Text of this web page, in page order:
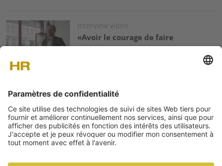
Image Interview vidéo
«Avoir le courage de faire
passer l’humain avant la
sortie de son récent livre «Réussir avec vos alternants», coécrit
avec Sarah Alves.
Image Vidéo
Compte rendu du livre de